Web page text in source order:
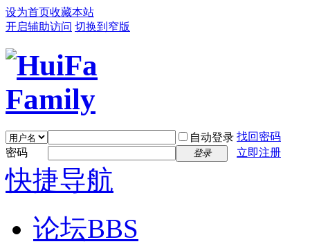
设为首页收藏本站
开启辅助访问 切换到窄版
自动登录 找回密码
密码
登录 立即注册
快捷导航
论坛BBS